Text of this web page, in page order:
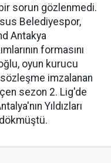
sorun gözlenmedi.
Belediyespor,
Antakya
formasını
oyun kurucu
sözleşme imzalanan
sezon 2. Lig'de
Yıldızları